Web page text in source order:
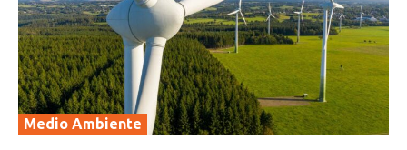
Medio Ambiente